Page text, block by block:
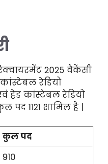
2025 वैकेंसी
रेडियो
हेड कांस्टेबल रेडियो
पद 1121 शामिल है |
कुल पद
910